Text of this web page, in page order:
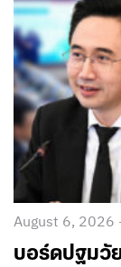
August 6, 2026
บอร์ดปฐมวั